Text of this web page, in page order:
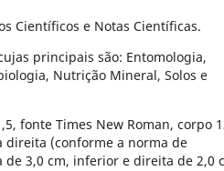
Científicos e Notas Científicas.
principais são: Entomologia,
Nutrição Mineral, Solos e
fonte Times New Roman, corpo
direita (conforme a norma de
3,0 cm, inferior e direita de 2,0